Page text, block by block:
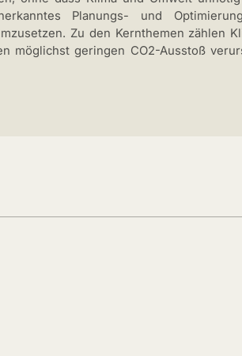
Planungs- und
Zu den Kernthemen zählen
geringen CO2-Ausstoß